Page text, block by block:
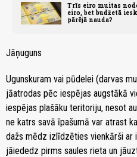
Trīs eiro muitas
eiro, bet budžetā
pārējā nauda?
Jāņuguns
Ugunskuram vai pūdelei (darvas
jāatrodas pēc iespējas augstākā
iespējas plašāku teritoriju, nesot
ne katrs savā īpašumā var atrast
dažs mēdz izlīdzēties vienkārši ar
jāiededz pirms saules rieta un